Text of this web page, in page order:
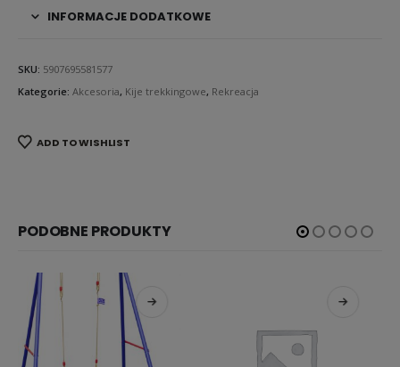
INFORMACJE DODATKOWE
SKU: 5907695581577
Kategorie: Akcesoria, Kije trekkingowe, Rekreacja
ADD TO WISHLIST
PODOBNE PRODUKTY